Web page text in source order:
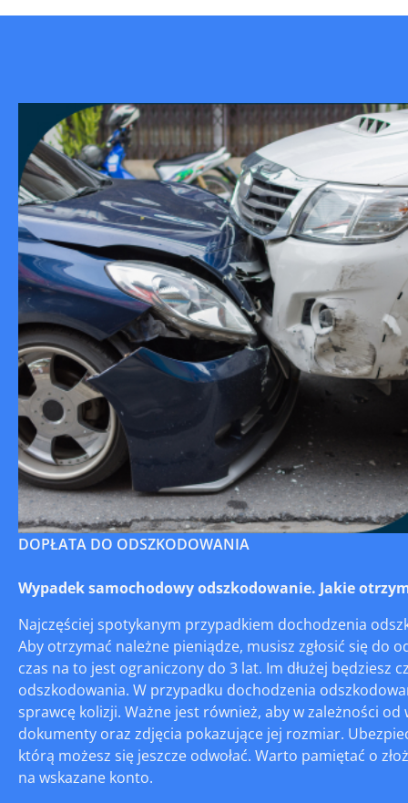
DOPŁATA DO ODSZKODOWANIA
Wypadek samochodowy odszkodowanie. Jakie
Najczęściej spotykanym przypadkiem dochodzenia
Aby otrzymać należne pieniądze, musisz zgłosić się do
czas na to jest ograniczony do 3 lat. Im dłużej będziesz
odszkodowania. W przypadku dochodzenia
sprawcę kolizji. Ważne jest również, aby w zależności
dokumenty oraz zdjęcia pokazujące jej rozmiar.
którą możesz się jeszcze odwołać. Warto pamiętać o
na wskazane konto.